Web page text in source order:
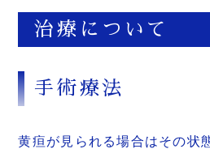
治療について
手術療法
黄疸が見られる場合はその状